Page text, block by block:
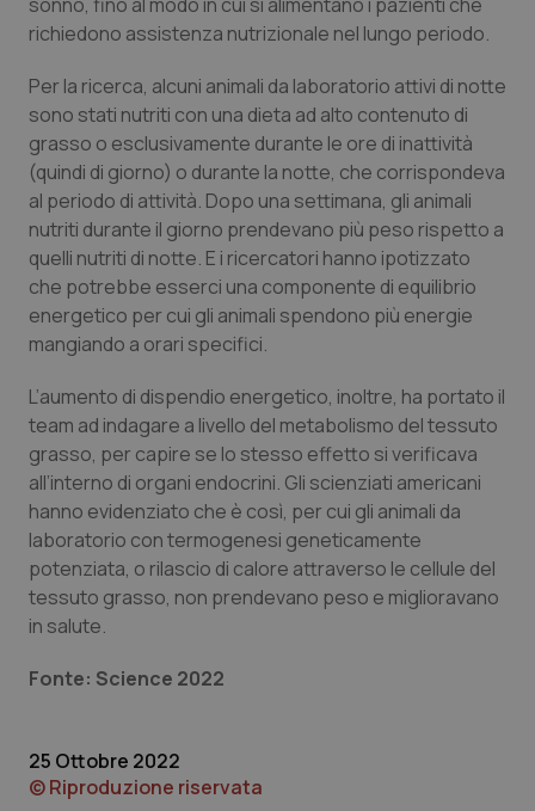
Lazio
Lombardia
Marche
Molise
Piemonte
Provincia Autonoma di Trento
Puglia
Sardegna
Sicilia
Toscana
Umbria
Diabete & glucometri
Dolore
Donna & Salute
Epatiti
HIV
Ipertensione & Scompenso
Malattie rare
Malattia di Crohn & Rettocolite Ulcerosa
Neuroscienze & patologie neurodegenerative
Obesità
Oftalmologia
richiedono assistenza nutrizionale nel lungo periodo.
Per la ricerca, alcuni animali da laboratorio attivi di notte
sono stati nutriti con una dieta ad alto contenuto di
grasso o esclusivamente durante le ore di inattività
(quindi di giorno) o durante la notte, che corrispondeva
al periodo di attività. Dopo una settimana, gli animali
nutriti durante il giorno prendevano più peso rispetto a
quelli nutriti di notte. E i ricercatori hanno ipotizzato
che potrebbe esserci una componente di equilibrio
energetico per cui gli animali spendono più energie
mangiando a orari specifici.
L’aumento di dispendio energetico, inoltre, ha portato il
team ad indagare a livello del metabolismo del tessuto
grasso, per capire se lo stesso effetto si verificava
all’interno di organi endocrini. Gli scienziati americani
hanno evidenziato che è così, per cui gli animali da
laboratorio con termogenesi geneticamente
potenziata, o rilascio di calore attraverso le cellule del
tessuto grasso, non prendevano peso e miglioravano
in salute.
Fonte: Science 2022
25 Ottobre 2022
© Riproduzione riservata